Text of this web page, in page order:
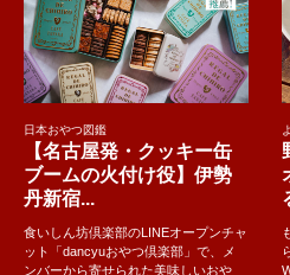
日本おやつ図鑑
【名古屋発・クッキー缶
ブームの火付け役】伊勢
丹新宿...
食いしん坊倶楽部のLINEオープンチャ
ット「dancyuおやつ倶楽部」で、メ
ンバーから寄せられた美味しいおや